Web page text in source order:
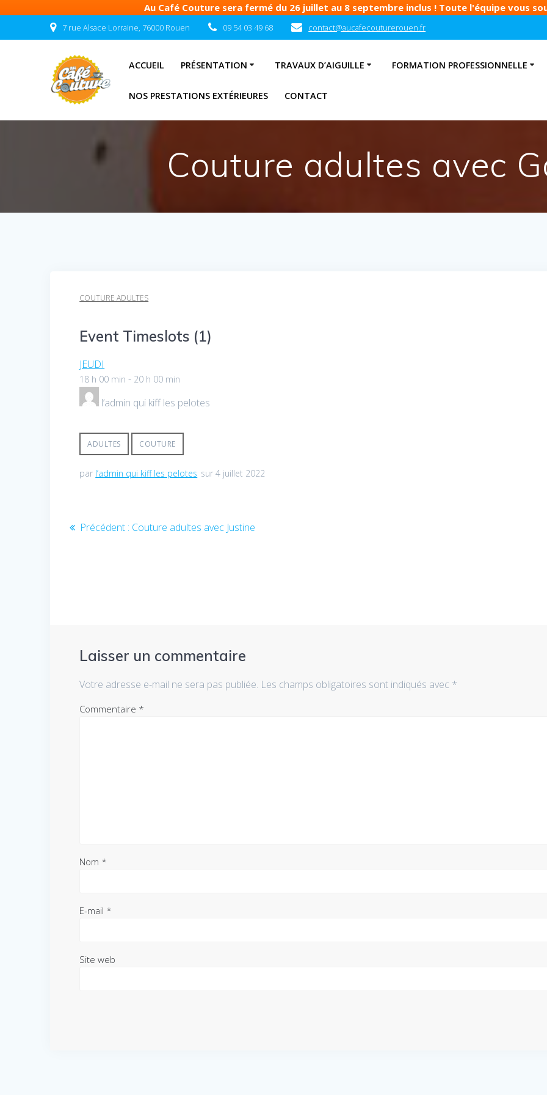
Au Café Couture sera fermé du 26 juillet au 8 septembre inclus ! Toute l'équipe vous
au
7 rue Alsace Lorraine, 76000 Rouen 09 54 03 49 68 contact@aucafecouturerouen.fr
ACCUEIL PRÉSENTATION TRAVAUX D’AIGUILLE FORMATION PROFESSIONNELLE
NOS PRESTATIONS EXTÉRIEURES CONTACT
Couture adultes avec
COUTURE ADULTES
Event Timeslots (1)
JEUDI
18 h 00 min - 20 h 00 min
l’admin qui kiff les pelotes
ADULTES COUTURE
par l’admin qui kiff les pelotes sur 4 juillet 2022
Navigation
Précédent : Article
Couture adultes avec Justine
Laisser un commentaire
Votre adresse e-mail ne sera pas publiée. Les champs obligatoires sont indiqués avec *
Commentaire *
Nom *
E-mail *
Site web